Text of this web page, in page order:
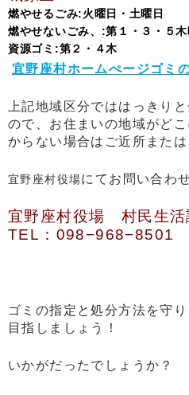
燃やせるごみ:火曜日・土曜日
燃やせないごみ、:第１・３・５木
資源ゴミ:第２・４木
宜野座村ホームぺージゴミ
上記地域区分でははっきり
ので、お住まいの地域がど
からない場合はご近所または
宜野座村役場にてお問い合わ
宜野座村役場 村民生活
TEL：098−968−8501
ゴミの指定と処分方法を守
目指しましょう！
いかがだったでしょうか？